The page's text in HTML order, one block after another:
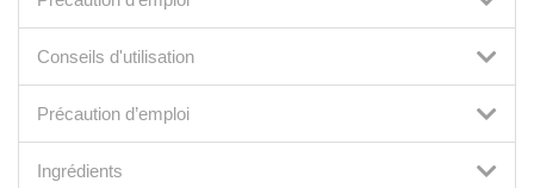
Conseils d'utilisation
Précaution d’emploi
Ingrédients